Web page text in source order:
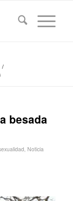
/
besada
, Noticia